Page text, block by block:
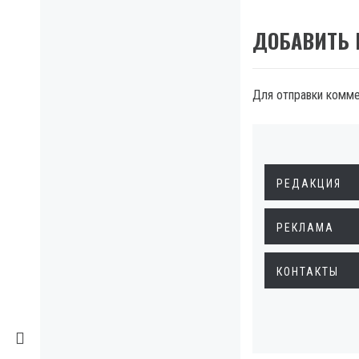
ДОБАВИТЬ
Для отправки
РЕДАКЦИЯ
РЕКЛАМА
КОНТАКТЫ